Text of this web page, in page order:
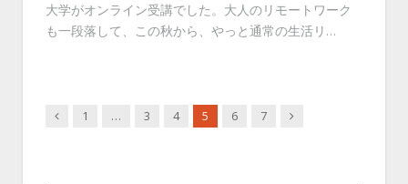
大学がオンライン受講でした。大人のリモートワーク
も一段落して、この秋から、やっと通常の生活リ…
Previous
1 … 3 4 5 6 7 Next